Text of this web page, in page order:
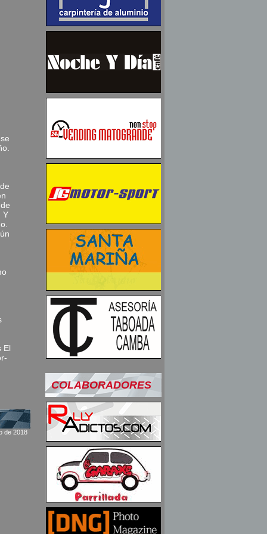
Y
El
de 2018
COLABORADORES